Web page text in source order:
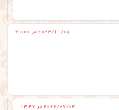
2023/11/08 در 21:00
2026/07/04 در 13:47